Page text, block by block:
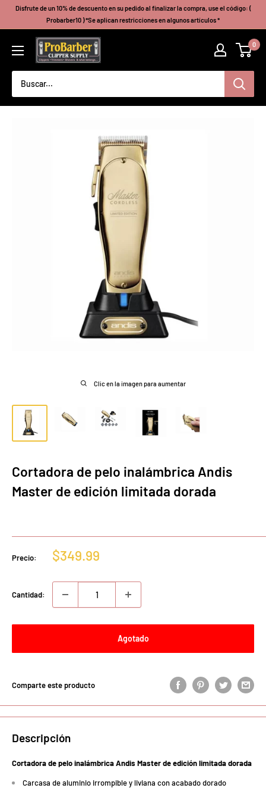
contenido
Disfrute de un 10% de descuento en su pedido al finalizar la compra, use el código: (
Probarber10 ) *Se aplican restricciones en algunos artículos *
Probarberclippersupply 0
Clic en la imagen para aumentar
Cortadora de pelo inalámbrica Andis
Master de edición limitada dorada
Precio:
Precio
venta
$349.99
Cantidad:
Agotado
Comparte este producto
Descripción
Cortadora de pelo inalámbrica Andis Master de edición limitada dorada
Carcasa de aluminio irrompible y liviana con acabado dorado